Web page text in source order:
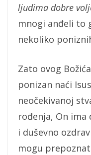
ljudima dobre
mnogi anđeli to
nekoliko
Zato ovog
ponizan naći
neočekivanoj
rođenja, On
i duševno
mogu